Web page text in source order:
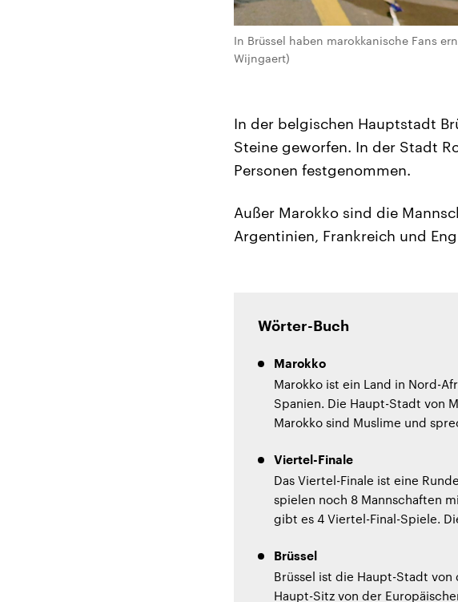
In Brüssel haben marokkanische Fans
Wijngaert)
In der belgischen Hauptstadt
Steine geworfen. In der Stadt
Personen festgenommen.
Außer Marokko sind die
Argentinien, Frankreich und
Wörter-Buch
Marokko
Marokko ist ein Land in Nord-
Spanien. Die Haupt-Stadt von
Marokko sind Muslime und
Viertel-Finale
Das Viertel-Finale ist eine
spielen noch 8 Mannschaften
gibt es 4 Viertel-Final-Spiele.
Brüssel
Brüssel ist die Haupt-Stadt
Haupt-Sitz von der